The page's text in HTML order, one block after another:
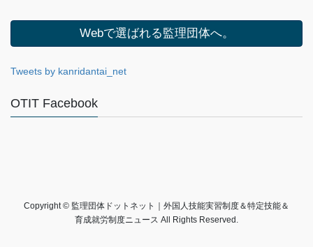
Webで選ばれる監理団体へ。
Tweets by kanridantai_net
OTIT Facebook
Copyright © 監理団体ドットネット｜外国人技能実習制度＆特定技能＆
育成就労制度ニュース All Rights Reserved.